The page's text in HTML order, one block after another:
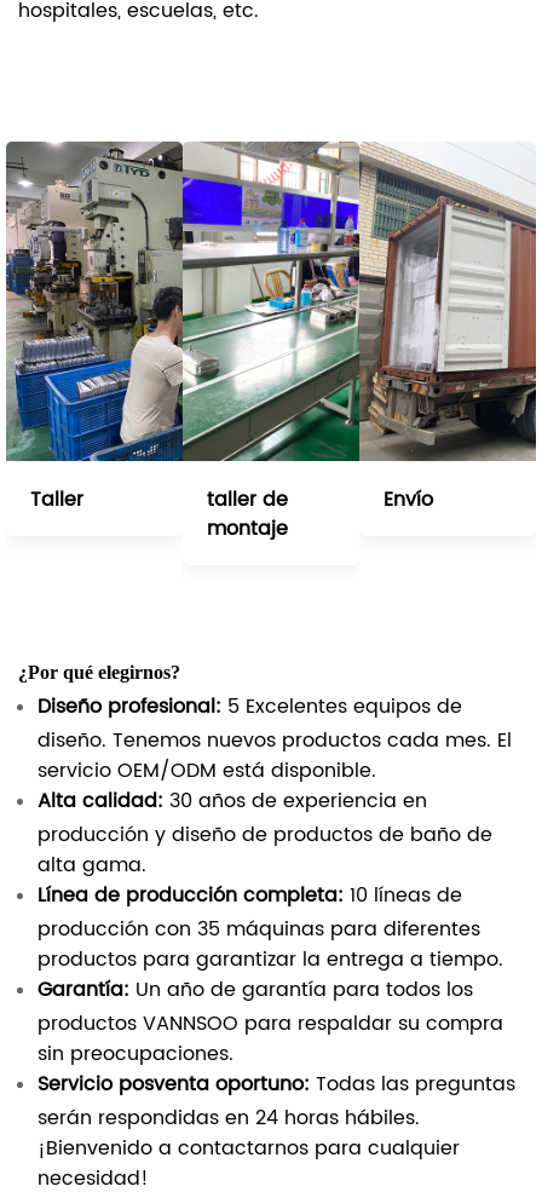
hospitales, escuelas, etc.
Taller
taller de
montaje
Envío
¿Por qué elegirnos?
Diseño profesional: 5 Excelentes equipos de
diseño. Tenemos nuevos productos cada mes. El
servicio OEM/ODM está disponible.
Alta calidad: 30 años de experiencia en
producción y diseño de productos de baño de
alta gama.
Línea de producción completa: 10 líneas de
producción con 35 máquinas para diferentes
productos para garantizar la entrega a tiempo.
Garantía: Un año de garantía para todos los
productos VANNSOO para respaldar su compra
sin preocupaciones.
Servicio posventa oportuno: Todas las preguntas
serán respondidas en 24 horas hábiles.
¡Bienvenido a contactarnos para cualquier
necesidad!